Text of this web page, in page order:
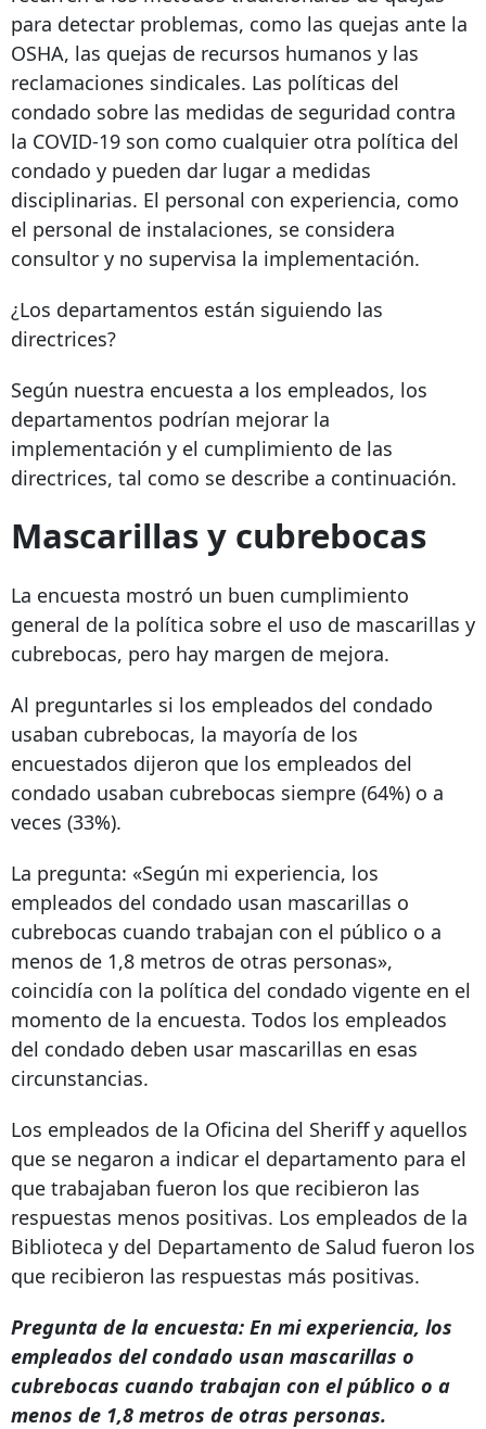
para detectar problemas, como las quejas ante la
OSHA, las quejas de recursos humanos y las
reclamaciones sindicales. Las políticas del
condado sobre las medidas de seguridad contra
la COVID-19 son como cualquier otra política del
condado y pueden dar lugar a medidas
disciplinarias. El personal con experiencia, como
el personal de instalaciones, se considera
consultor y no supervisa la implementación.
¿Los departamentos están siguiendo las
directrices?
Según nuestra encuesta a los empleados, los
departamentos podrían mejorar la
implementación y el cumplimiento de las
directrices, tal como se describe a continuación.
Mascarillas y cubrebocas
La encuesta mostró un buen cumplimiento
general de la política sobre el uso de mascarillas y
cubrebocas, pero hay margen de mejora.
Al preguntarles si los empleados del condado
usaban cubrebocas, la mayoría de los
encuestados dijeron que los empleados del
condado usaban cubrebocas siempre (64%) o a
veces (33%).
La pregunta: «Según mi experiencia, los
empleados del condado usan mascarillas o
cubrebocas cuando trabajan con el público o a
menos de 1,8 metros de otras personas»,
coincidía con la política del condado vigente en el
momento de la encuesta. Todos los empleados
del condado deben usar mascarillas en esas
circunstancias.
Los empleados de la Oficina del Sheriff y aquellos
que se negaron a indicar el departamento para el
que trabajaban fueron los que recibieron las
respuestas menos positivas. Los empleados de la
Biblioteca y del Departamento de Salud fueron los
que recibieron las respuestas más positivas.
Pregunta de la encuesta: En mi experiencia, los
empleados del condado usan mascarillas o
cubrebocas cuando trabajan con el público o a
menos de 1,8 metros de otras personas.